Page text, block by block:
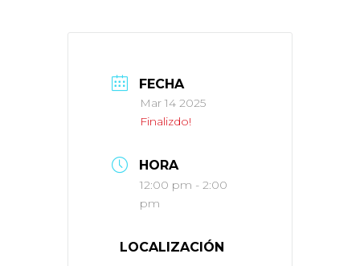
FECHA
Mar 14 2025
Finalizdo!
HORA
12:00 pm - 2:00
pm
LOCALIZACIÓN